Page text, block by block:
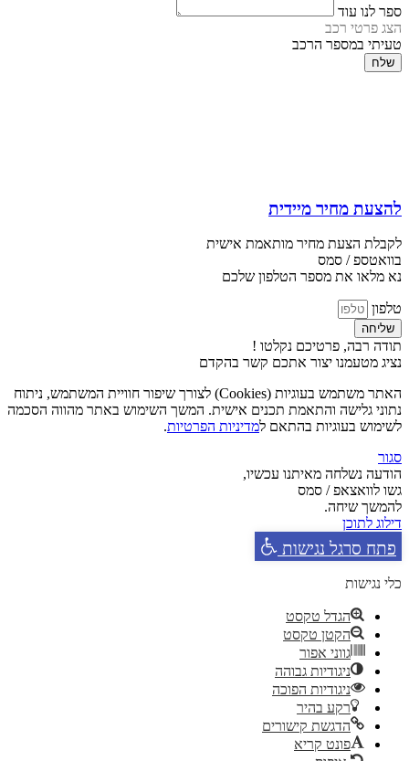
ספר לנו עוד
הצג פרטי רכב
טעיתי במספר הרכב
שלח
להצעת מחיר מיידית
לקבלת הצעת מחיר מותאמת אישית
בוואטספ / סמס
נא מלאו את מספר הטלפון שלכם
טלפון
שליחה
תודה רבה, פרטיכם נקלטו !
נציג מטעמנו יצור אתכם קשר בהקדם
האתר משתמש בעוגיות (Cookies) לצורך שיפור חוויית המשתמש, ניתוח
נתוני גלישה והתאמת תכנים אישית. המשך השימוש באתר מהווה הסכמה
לשימוש בעוגיות בהתאם למדיניות הפרטיות.
סגור
הודעה נשלחה מאיתנו עכשיו,
גשו לוואצאפ / סמס
להמשך שיחה.
דילוג לתוכן
פתח סרגל נגישות
כלי נגישות
הגדל טקסט
הקטן טקסט
גווני אפור
ניגודיות גבוהה
ניגודיות הפוכה
רקע בהיר
הדגשת קישורים
פונט קריא